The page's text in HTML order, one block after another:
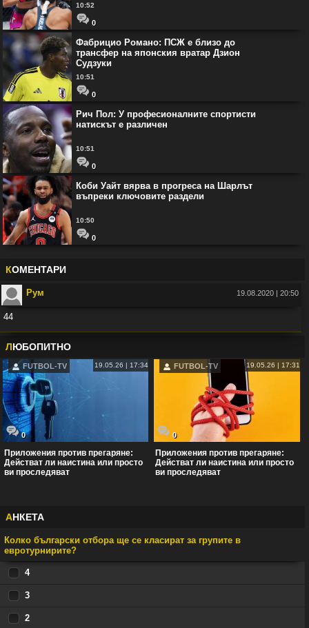
10:52
0
Фабрицио Романо: ПСЖ е близо до
трансфер на японския вратар Дзион
Судзуки
10:51
0
Рич Пол: У професионалните спортисти
натискът е различен
10:51
0
Коби Уайт вярва в прогреса на Шарлът
въпреки ключовите раздели
10:50
0
КОМЕНТАРИ
Рум 19.08.2020 | 20:50
44
Във: Рио Фърдинанд: Джуд Белингам ще спечели Златната топка
ЛЮБОПИТНО
FUTBOL-TV 19.05.26 | 17:34
0
Приложения против прегаряне:
Действат ли наистина или просто
ви проследяват
FUTBOL-TV 19.05.26 | 17:31
0
Приложения против прегаряне:
Действат ли наистина или просто
ви проследяват
АНКЕТА
Колко български отбора ще се класират за групите в
евротурнирите?
4
3
2